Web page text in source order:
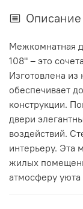
Описание
Межкомнатная
108" – это
Изготовлена
обеспечивает
конструкции.
двери
воздействий.
интерьеру. Эта
жилых
атмосферу